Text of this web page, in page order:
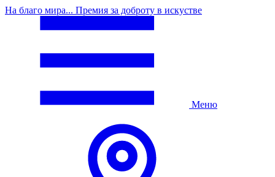
На благо мира... Премия за доброту в искустве
Меню